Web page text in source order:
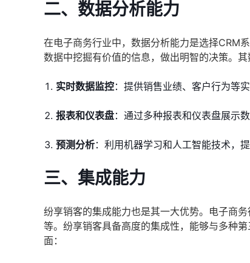
二、数据分析能力
在电子商务行业中，数据分析能力是选择CRM
数据中挖掘有价值的信息，做出明智的决策。其
实时数据监控：提供销售业绩、客户行为等
报表和仪表盘：通过多种报表和仪表盘展示
预测分析：利用机器学习和人工智能技术，
三、集成能力
纷享销客的集成能力也是其一大优势。电子商
等。纷享销客具备高度的集成性，能够与多种
面：